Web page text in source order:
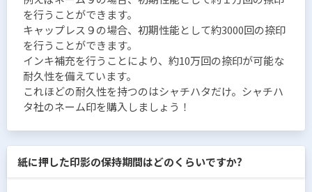
を行うことができます。
キャップレス９の場合、初期性能として約3000回の捺印
を行うことができます。
インキ補充を行うことにより、約10万回の捺印が可能な
耐久性を備えています。
これほどの耐久性を持つのはシャチハタだけ。シャチハ
タ社のネーム印を購入しましょう！
紙に押した印影の保持期間はどのくらいですか?